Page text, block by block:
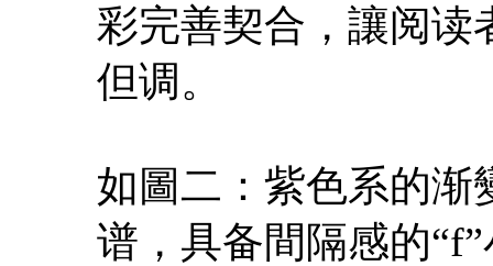
彩完善契合，讓阅读
但调。
如圖二：紫色系的渐
谱，具备間隔感的